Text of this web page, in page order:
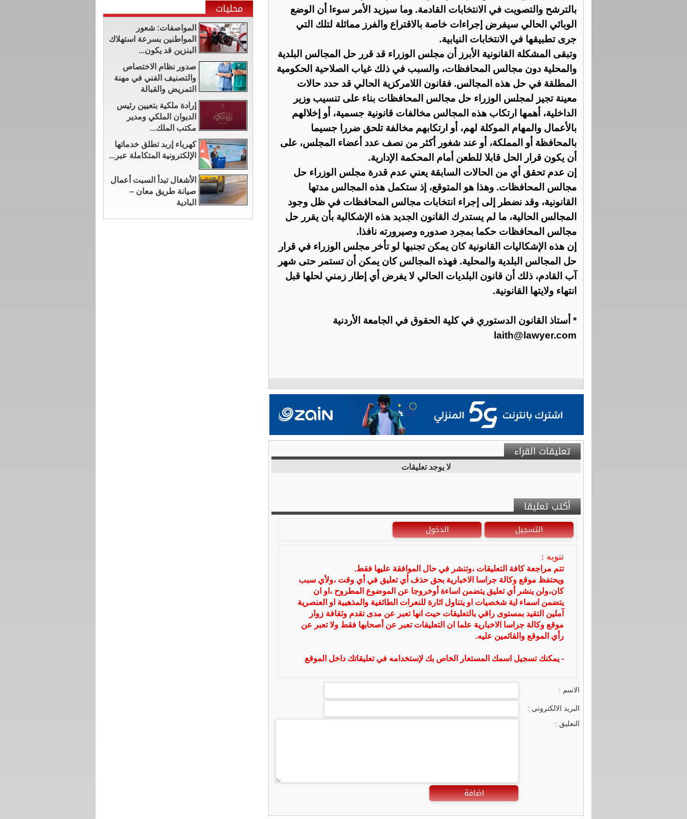
بالترشح والتصويت في الانتخابات القادمة. وما سيزيد الأمر سوءا أن الوضع
الوبائي الحالي سيفرض إجراءات خاصة بالاقتراع والفرز مماثلة لتلك التي
جرى تطبيقها في الانتخابات النيابية.
وتبقى المشكلة القانونية الأبرز أن مجلس الوزراء قد قرر حل المجالس البلدية
والمحلية دون مجالس المحافظات، والسبب في ذلك غياب الصلاحية الحكومية
المطلقة في حل هذه المجالس. فقانون اللامركزية الحالي قد حدد حالات
معينة تجيز لمجلس الوزراء حل مجالس المحافظات بناء على تنسيب وزير
الداخلية، أهمها ارتكاب هذه المجالس مخالفات قانونية جسمية، أو إخلالهم
بالأعمال والمهام الموكلة لهم، أو ارتكابهم مخالفة تلحق ضررا جسيما
بالمحافظة أو المملكة، أو عند شغور أكثر من نصف عدد أعضاء المجلس، على
أن يكون قرار الحل قابلا للطعن أمام المحكمة الإدارية.
إن عدم تحقق أي من الحالات السابقة يعني عدم قدرة مجلس الوزراء حل
مجالس المحافظات. وهذا هو المتوقع، إذ ستكمل هذه المجالس مدتها
القانونية، وقد نضطر إلى إجراء انتخابات مجالس المحافظات في ظل وجود
المجالس الحالية، ما لم يستدرك القانون الجديد هذه الإشكالية بأن يقرر حل
مجالس المحافظات حكما بمجرد صدوره وصيرورته نافذا.
إن هذه الإشكاليات القانونية كان يمكن تجنبها لو تأخر مجلس الوزراء في قرار
حل المجالس البلدية والمحلية. فهذه المجالس كان يمكن أن تستمر حتى شهر
آب القادم، ذلك أن قانون البلديات الحالي لا يفرض أي إطار زمني لحلها قبل
انتهاء ولايتها القانونية.
* أستاذ القانون الدستوري في كلية الحقوق في الجامعة الأردنية
laith@lawyer.com
تعليقات القراء
لا يوجد تعليقات
أكتب تعليقا
التسجيل الدخول
تنويه :
تتم مراجعة كافة التعليقات ،وتنشر في حال الموافقة عليها فقط.
ويحتفظ موقع وكالة جراسا الاخبارية بحق حذف أي تعليق في أي وقت ،ولأي سبب
كان،ولن ينشر أي تعليق يتضمن اساءة أوخروجا عن الموضوع المطروح ،او ان
يتضمن اسماء اية شخصيات او يتناول اثارة للنعرات الطائفية والمذهبية او العنصرية
آملين التقيد بمستوى راقي بالتعليقات حيث انها تعبر عن مدى تقدم وثقافة زوار
موقع وكالة جراسا الاخبارية علما ان التعليقات تعبر عن أصحابها فقط ولا تعبر عن
رأي الموقع والقائمين عليه.
- يمكنك تسجيل اسمك المستعار الخاص بك لإستخدامه في تعليقاتك داخل الموقع
الاسم :
البريد الالكتروني :
التعليق :
اضافة
محليات
المواصفات: شعور
المواطنين بسرعة استهلاك
البنزين قد يكون...
صدور نظام الاختصاص
والتصنيف الفني في مهنة
التمريض والقبالة
إرادة ملكية بتعيين رئيس
الديوان الملكي ومدير
مكتب الملك...
كهرباء إربد تطلق خدماتها
الإلكترونية المتكاملة عبر...
الأشغال تبدأ السبت أعمال
صيانة طريق معان –
البادية